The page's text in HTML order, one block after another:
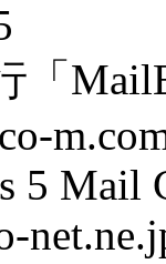
「
5 Mail